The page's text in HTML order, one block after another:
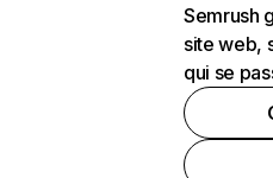
Semrush
site web,
qui se